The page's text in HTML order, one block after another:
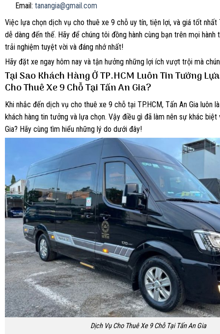
Email: tanangia@gmail.com
Việc lựa chọn dịch vụ cho thuê xe 9 chỗ uy tín, tiện lợi, và giá tốt nhất
dễ dàng đến thế. Hãy để chúng tôi đồng hành cùng bạn trên mọi hành
trải nghiệm tuyệt vời và đáng nhớ nhất!
Hãy đặt xe ngay hôm nay và tận hưởng những lợi ích vượt trội mà
Tại Sao Khách Hàng Ở TP.HCM Luôn Tin Tưởng
Cho Thuê Xe 9 Chỗ Tại Tấn An Gia?
Khi nhắc đến dịch vụ cho thuê xe 9 chỗ tại TP.HCM, Tấn An Gia luôn
khách hàng tin tưởng và lựa chọn. Vậy điều gì đã làm nên sự khác biệt
Gia? Hãy cùng tìm hiểu những lý do dưới đây!
Dịch Vụ Cho Thuê Xe 9 Chỗ Tại Tấn An Gia